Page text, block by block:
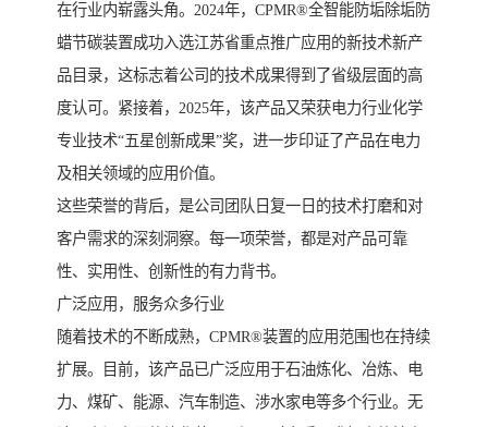
在行业内崭露头角。2024年，CPMR®全智能防垢除垢防
蜡节碳装置成功入选江苏省重点推广应用的新技术新产
品目录，这标志着公司的技术成果得到了省级层面的高
度认可。紧接着，2025年，该产品又荣获电力行业化学
专业技术“五星创新成果”奖，进一步印证了产品在电力
及相关领域的应用价值。
这些荣誉的背后，是公司团队日复一日的技术打磨和对
客户需求的深刻洞察。每一项荣誉，都是对产品可靠
性、实用性、创新性的有力背书。
广泛应用，服务众多行业
随着技术的不断成熟，CPMR®装置的应用范围也在持续
扩展。目前，该产品已广泛应用于石油炼化、冶炼、电
力、煤矿、能源、汽车制造、涉水家电等多个行业。无